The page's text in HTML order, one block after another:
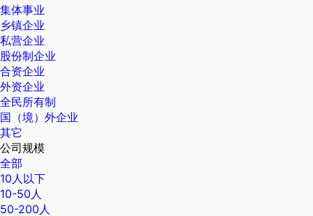
集体事业
乡镇企业
私营企业
股份制企业
合资企业
外资企业
全民所有制
国（境）外企业
其它
公司规模
全部
10人以下
10-50人
50-200人